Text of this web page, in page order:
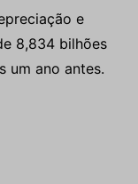
e
8,834 bilhões
um ano antes.